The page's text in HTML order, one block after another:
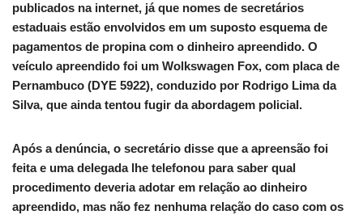
publicados na internet, já que nomes de secretários
estaduais estão envolvidos em um suposto esquema de
pagamentos de propina com o dinheiro apreendido. O
veículo apreendido foi um Wolkswagen Fox, com placa de
Pernambuco (DYE 5922), conduzido por Rodrigo Lima da
Silva, que ainda tentou fugir da abordagem policial.
Após a denúncia, o secretário disse que a apreensão foi
feita e uma delegada lhe telefonou para saber qual
procedimento deveria adotar em relação ao dinheiro
apreendido, mas não fez nenhuma relação do caso com os